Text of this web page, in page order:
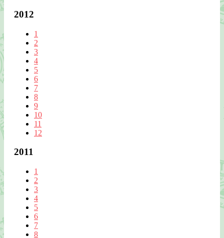
2012
1
2
3
4
5
6
7
8
9
10
11
12
2011
1
2
3
4
5
6
7
8